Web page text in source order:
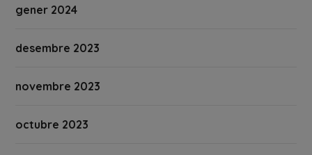
gener 2024
desembre 2023
novembre 2023
octubre 2023